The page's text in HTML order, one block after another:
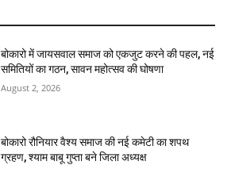
बोकारो में जायसवाल समाज को एकजुट करने की पहल, नई
समितियों का गठन, सावन महोत्सव की घोषणा
August 2, 2026
बोकारो रौनियार वैश्य समाज की नई कमेटी का शपथ
ग्रहण, श्याम बाबू गुप्ता बने जिला अध्यक्ष